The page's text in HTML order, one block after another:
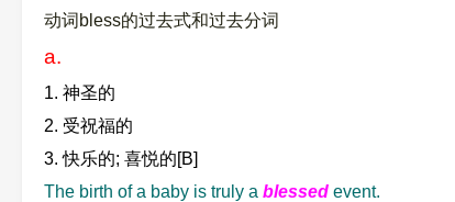
动词bless的过去式和过去分词
a.
1. 神圣的
2. 受祝福的
3. 快乐的; 喜悦的[B]
The birth of a baby is truly a blessed event.